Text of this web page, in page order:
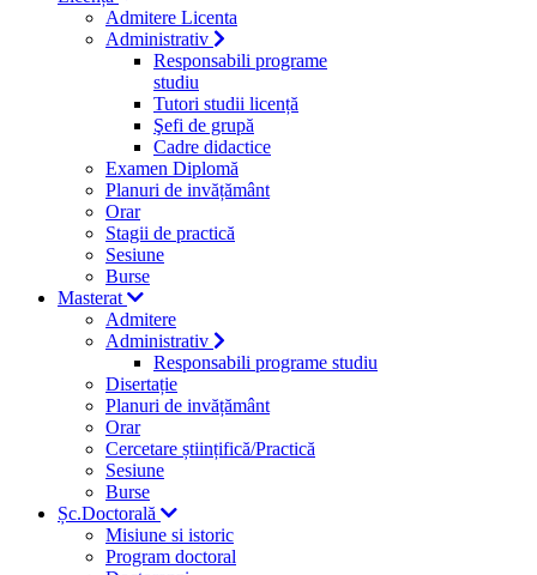
Admitere Licenta
Administrativ
Responsabili programe
studiu
Tutori studii licență
Şefi de grupă
Cadre didactice
Examen Diplomă
Planuri de invățământ
Orar
Stagii de practică
Sesiune
Burse
Masterat
Admitere
Administrativ
Responsabili programe studiu
Disertație
Planuri de invățământ
Orar
Cercetare științifică/Practică
Sesiune
Burse
Șc.Doctorală
Misiune si istoric
Program doctoral